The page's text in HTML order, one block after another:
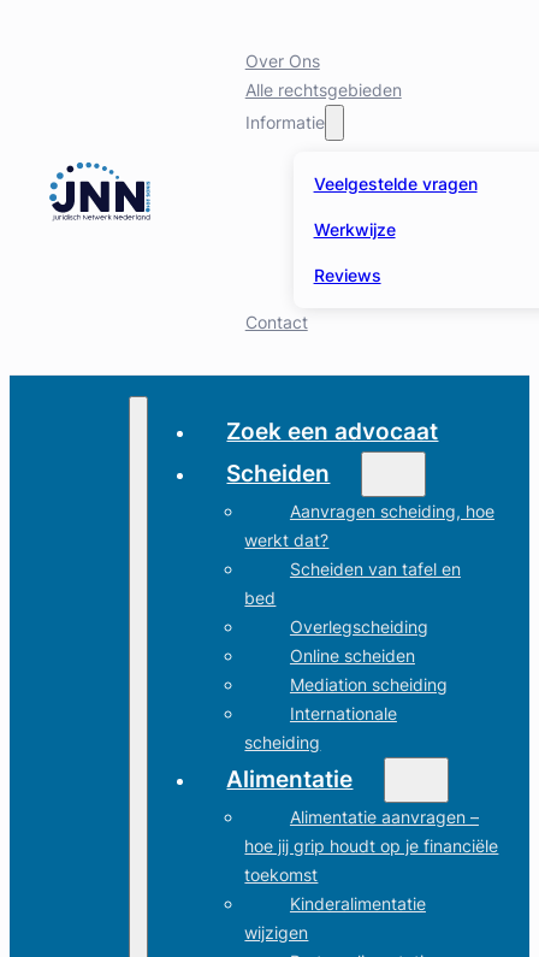
Over Ons
Alle rechtsgebieden
Informatie
Veelgestelde vragen
Werkwijze
Reviews
Contact
Zoek een advocaat
Scheiden
Aanvragen scheiding, hoe
werkt dat?
Scheiden van tafel en
bed
Overlegscheiding
Online scheiden
Mediation scheiding
Internationale
scheiding
Alimentatie
Alimentatie aanvragen –
hoe jij grip houdt op je financiële
toekomst
Kinderalimentatie
wijzigen